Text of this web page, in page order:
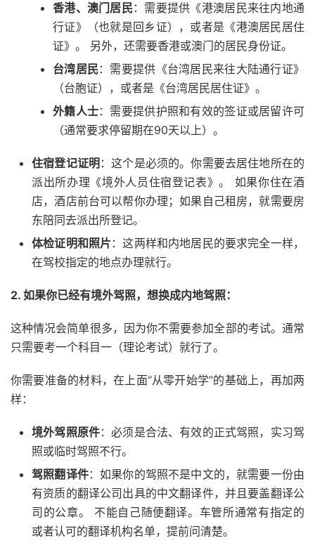
香港、澳门居民：需要提供《港澳居民来往内地通
行证》（也就是回乡证），或者是《港澳居民居住
证》。 另外，还需要香港或澳门的居民身份证。
台湾居民：需要提供《台湾居民来往大陆通行证》
（台胞证），或者是《台湾居民居住证》。
外籍人士：需要提供护照和有效的签证或居留许可
（通常要求停留期在90天以上）。
住宿登记证明 ：这个是必须的。你需要去居住地所在的
派出所办理《境外人员住宿登记表》。 如果你住在酒
店，酒店前台可以帮你办理；如果自己租房，就需要房
东陪同去派出所登记。
体检证明和照片 ：这两样和内地居民的要求完全一样，
在驾校指定的地点办理就行。
2. 如果你已经有境外驾照，想换成内地驾照：
这种情况会简单很多，因为你不需要参加全部的考试。通常
只需要考一个科目一（理论考试）就行了。
你需要准备的材料，在上面“从零开始学”的基础上，再加两
样：
境外驾照原件：必须是合法、有效的正式驾照，实习驾
照或临时驾照不行。
驾照翻译件：如果你的驾照不是中文的，就需要一份由
有资质的翻译公司出具的中文翻译件，并且要盖翻译公
司的公章。 不能自己随便翻译。车管所通常有指定的
或者认可的翻译机构名单，提前问清楚。